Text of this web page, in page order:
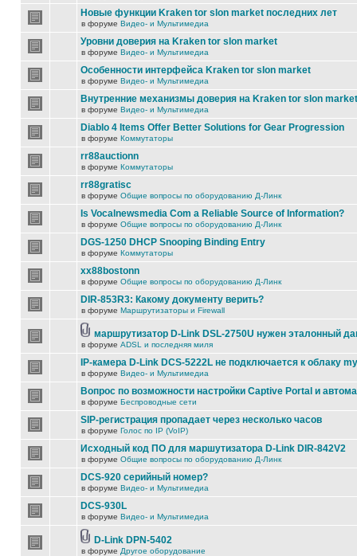
Новые функции Kraken tor slon market последних лет
в форуме Видео- и Мультимедиа
Уровни доверия на Kraken tor slon market
в форуме Видео- и Мультимедиа
Особенности интерфейса Kraken tor slon market
в форуме Видео- и Мультимедиа
Внутренние механизмы доверия на Kraken tor slon market
в форуме Видео- и Мультимедиа
Diablo 4 Items Offer Better Solutions for Gear Progression
в форуме Коммутаторы
rr88auctionn
в форуме Коммутаторы
rr88gratisc
в форуме Общие вопросы по оборудованию Д-Линк
Is Vocalnewsmedia Com a Reliable Source of Information?
в форуме Общие вопросы по оборудованию Д-Линк
DGS-1250 DHCP Snooping Binding Entry
в форуме Коммутаторы
xx88bostonn
в форуме Общие вопросы по оборудованию Д-Линк
DIR-853R3: Какому документу верить?
в форуме Маршрутизаторы и Firewall
маршрутизатор D-Link DSL-2750U нужен эталонный
в форуме ADSL и последняя миля
IP-камера D-Link DCS-5222L не подключается к облаку
в форуме Видео- и Мультимедиа
Вопрос по возможности настройки Captive Portal и
в форуме Беспроводные сети
SIP-регистрация пропадает через несколько часов
в форуме Голос по IP (VoIP)
Исходный код ПО для маршутизатора D-Link DIR-842V2
в форуме Общие вопросы по оборудованию Д-Линк
DCS-920 серийный номер?
в форуме Видео- и Мультимедиа
DCS-930L
в форуме Видео- и Мультимедиа
D-Link DPN-5402
в форуме Другое оборудование